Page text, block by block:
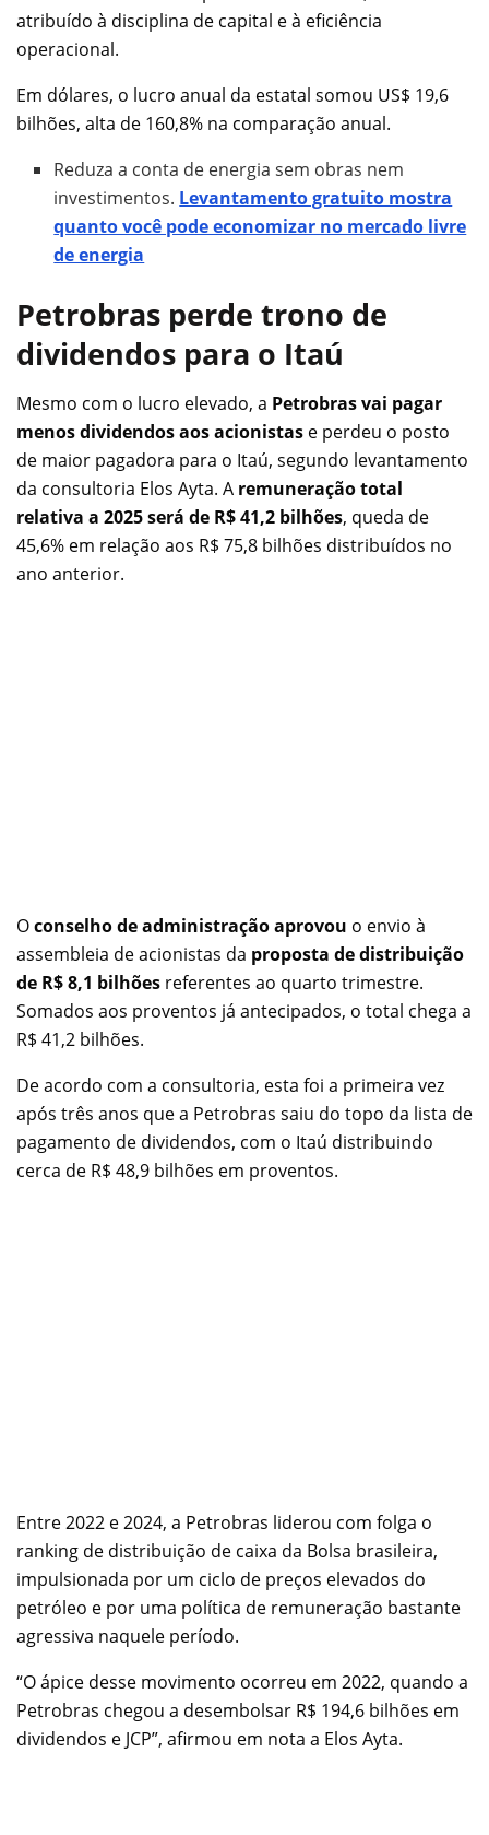
atribuído à disciplina de capital e à eficiência
operacional.
Em dólares, o lucro anual da estatal somou US$ 19,6
bilhões, alta de 160,8% na comparação anual.
Reduza a conta de energia sem obras nem
investimentos. Levantamento gratuito mostra
quanto você pode economizar no mercado livre
de energia
Petrobras perde trono de
dividendos para o Itaú
Mesmo com o lucro elevado, a Petrobras vai pagar
menos dividendos aos acionistas e perdeu o posto
de maior pagadora para o Itaú, segundo levantamento
da consultoria Elos Ayta. A remuneração total
relativa a 2025 será de R$ 41,2 bilhões, queda de
45,6% em relação aos R$ 75,8 bilhões distribuídos no
ano anterior.
Oconselho de administração aprovou o envio à
assembleia de acionistas da proposta de distribuição
de R$ 8,1 bilhões referentes ao quarto trimestre.
Somados aos proventos já antecipados, o total chega a
R$ 41,2 bilhões.
De acordo com a consultoria, esta foi a primeira vez
após três anos que a Petrobras saiu do topo da lista de
pagamento de dividendos, com o Itaú distribuindo
cerca de R$ 48,9 bilhões em proventos.
Entre 2022 e 2024, a Petrobras liderou com folga o
ranking de distribuição de caixa da Bolsa brasileira,
impulsionada por um ciclo de preços elevados do
petróleo e por uma política de remuneração bastante
agressiva naquele período.
“O ápice desse movimento ocorreu em 2022, quando a
Petrobras chegou a desembolsar R$ 194,6 bilhões em
dividendos e JCP”, afirmou em nota a Elos Ayta.